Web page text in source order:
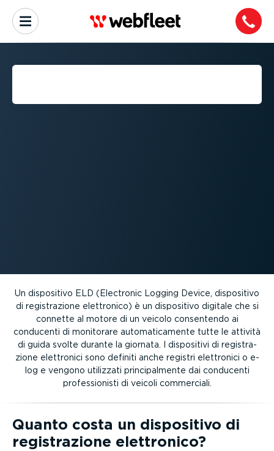
COS'È UN ELECTRONIC
Un dispositivo ELD (Electronic Logging Device, dispositivo
di registra­zione elettronico) è un dispositivo digitale che si
connette al motore di un veicolo consentendo ai
conducenti di monitorare automa­ti­ca­mente tutte le attività
di guida svolte durante la giornata. I dispositivi di registra­
zione elettronici sono definiti anche registri elettronici o e-
log e vengono utilizzati princi­pal­mente dai conducenti
profes­sio­nisti di veicoli commerciali.
Quanto costa un dispositivo di
registra­zione elettronico?